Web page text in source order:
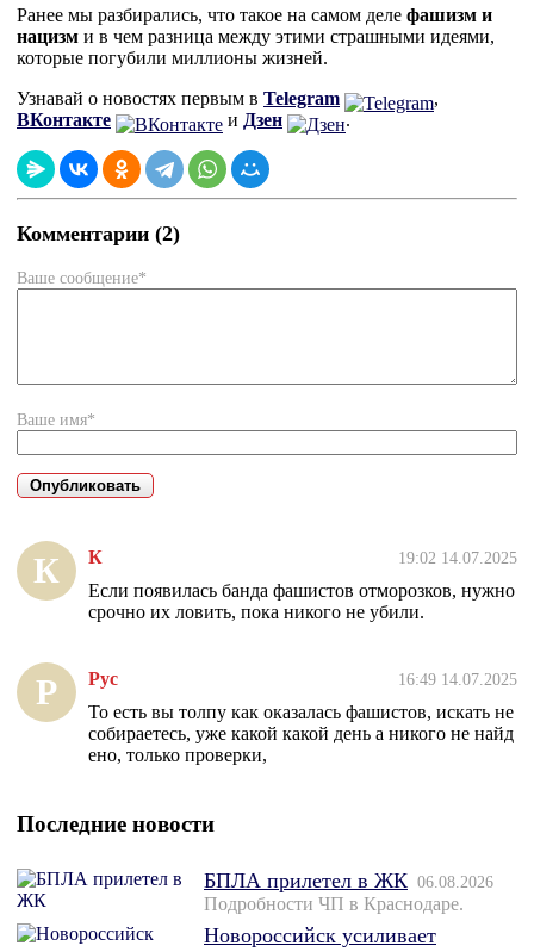
Ранее мы разбирались, что такое на самом деле фашизм и
нацизм и в чем разница между этими страшными идеями,
которые погубили миллионы жизней.
Узнавай о новостях первым в Telegram
,
ВКонтакте
и Дзен .
Комментарии (2)
Ваше сообщение*
Ваше имя*
К К 19:02 14.07.2025
Если появилась банда фашистов отморозков, нужно
срочно их ловить, пока никого не убили.
Р Рус 16:49 14.07.2025
То есть вы толпу как оказалась фашистов, искать не
собираетесь, уже какой какой день а никого не найд
ено, только проверки,
Последние новости
БПЛА прилетел в ЖК 06.08.2026
Подробности ЧП в Краснодаре.
Новороссийск усиливает